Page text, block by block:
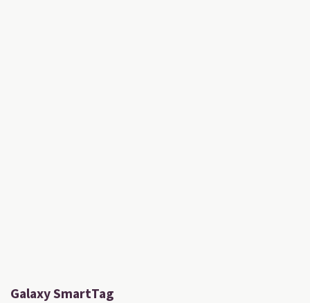
Galaxy SmartTag